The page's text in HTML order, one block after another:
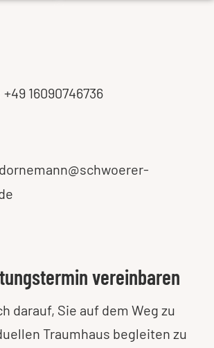
16090746736
vereinbaren
darauf, Sie auf dem Weg zu
Traumhaus begleiten zu